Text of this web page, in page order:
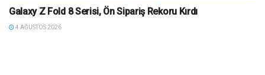
Galaxy Z Fold 8 Serisi, Ön Sipariş Rekoru Kırdı
4 AĞUSTOS 2026